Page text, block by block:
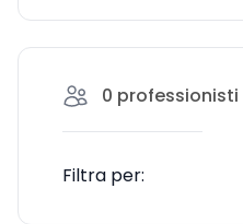
0 professionisti
Filtra per: